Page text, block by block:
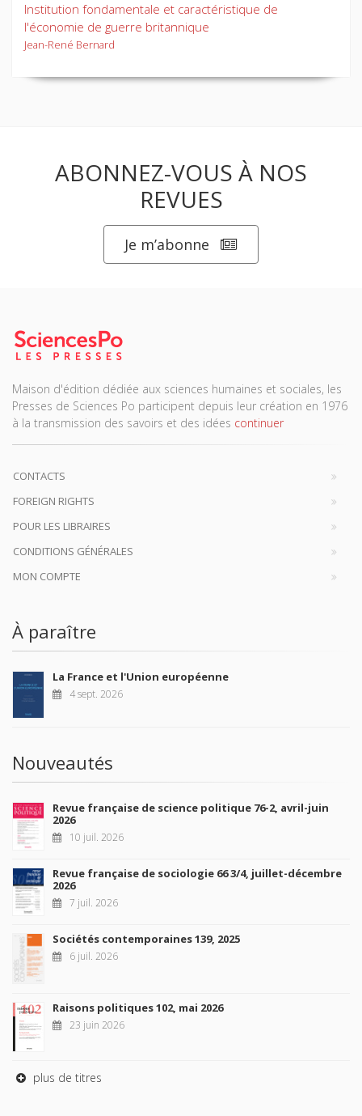
Institution fondamentale et caractéristique de
l'économie de guerre britannique
Jean-René Bernard
ABONNEZ-VOUS À NOS
REVUES
Je m’abonne
Maison d'édition dédiée aux sciences humaines et sociales, les
Presses de Sciences Po participent depuis leur création en 1976
à la transmission des savoirs et des idées continuer
CONTACTS
FOREIGN RIGHTS
POUR LES LIBRAIRES
CONDITIONS GÉNÉRALES
MON COMPTE
À paraître
La France et l'Union européenne
4 sept. 2026
Nouveautés
Revue française de science politique 76-2, avril-juin
2026
10 juil. 2026
Revue française de sociologie 66 3/4, juillet-décembre
2026
7 juil. 2026
Sociétés contemporaines 139, 2025
6 juil. 2026
Raisons politiques 102, mai 2026
23 juin 2026
plus de titres